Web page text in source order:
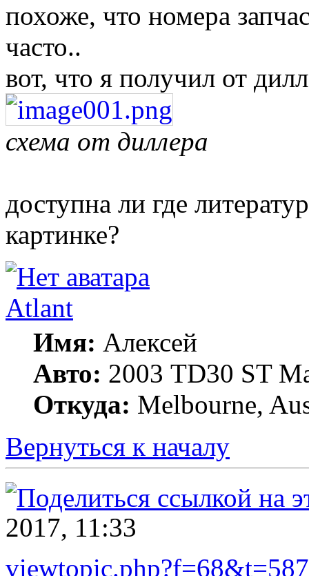
похоже, что номера
часто..
вот, что я получил от
схема от диллера
доступна ли где
картинке?
Atlant
Имя: Алексей
Авто: 2003 TD30 ST
Откуда: Melbourne,
Вернуться к началу
2017, 11:33
viewtopic.php?f=68&t=587